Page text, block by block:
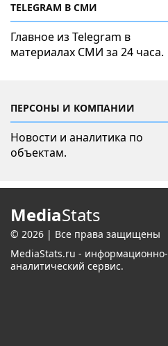
TELEGRAM В СМИ
Главное из Telegram в
материалах СМИ за 24 часа.
ПЕРСОНЫ И КОМПАНИИ
Новости и аналитика по
объектам.
MediaStats
© 2026 | Все права защищены
MediaStats.ru - информационно-
аналитический сервис.